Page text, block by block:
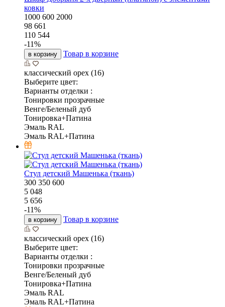
ковки
1000 600 2000
98 661
110 544
-11%
в корзину Товар в корзине
классический орех (16)
Выберите цвет:
Варианты отделки :
Тонировки прозрачные
Венге/Беленый дуб
Тонировка+Патина
Эмаль RAL
Эмаль RAL+Патина
Стул детский Машенька (ткань)
300 350 600
5 048
5 656
-11%
в корзину Товар в корзине
классический орех (16)
Выберите цвет:
Варианты отделки :
Тонировки прозрачные
Венге/Беленый дуб
Тонировка+Патина
Эмаль RAL
Эмаль RAL+Патина